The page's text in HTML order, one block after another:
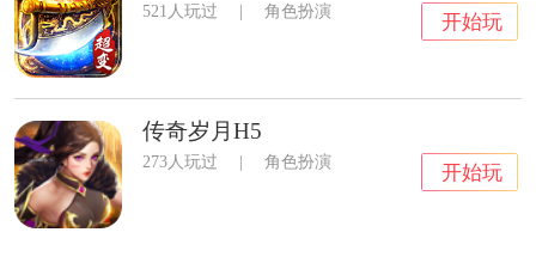
521人玩过 | 角色扮演 开始玩
传奇岁月H5
273人玩过 | 角色扮演 开始玩